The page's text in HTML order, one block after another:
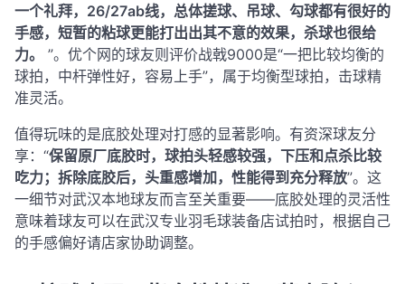
一个礼拜，26/27ab线，总体搓球、吊球、勾球都有很好的
手感，短暂的粘球更能打出出其不意的效果，杀球也很给
力。
”。优个网的球友则评价战戟9000是“一把比较均衡的
球拍，中杆弹性好，容易上手”，属于均衡型球拍，击球精
准灵活。
值得玩味的是底胶处理对打感的显著影响。有资深球友分
享：“保留原厂底胶时，球拍头轻感较强，下压和点杀比较
吃力；拆除底胶后，头重感增加，性能得到充分释放”。这
一细节对武汉本地球友而言至关重要——底胶处理的灵活性
意味着球友可以在武汉专业羽毛球装备店试拍时，根据自己
的手感偏好请店家协助调整。